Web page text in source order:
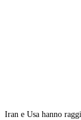
Iran e Usa hanno